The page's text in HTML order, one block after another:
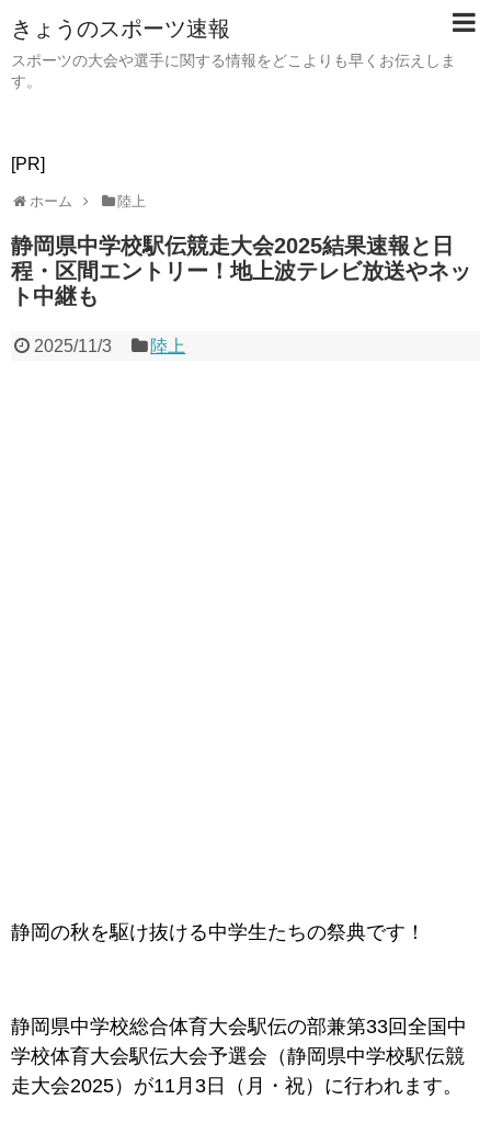
きょうのスポーツ速報
スポーツの大会や選手に関する情報をどこよりも早くお伝えしま
す。
[PR]
ホーム 陸上
静岡県中学校駅伝競走大会2025結果速報と日
程・区間エントリー！地上波テレビ放送やネッ
ト中継も
2025/11/3 陸上
静岡の秋を駆け抜ける中学生たちの祭典です！
静岡県中学校総合体育大会駅伝の部兼第33回全国中
学校体育大会駅伝大会予選会（静岡県中学校駅伝競
走大会2025）が11月3日（月・祝）に行われます。